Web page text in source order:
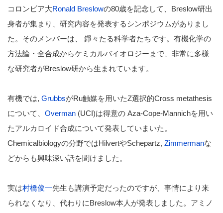
コロンビア大Ronald Breslowの80歳を記念して、Breslow研出
身者が集まり、研究内容を発表するシンポジウムがありまし
た。そのメンバーは、 錚々たる科学者たちです。有機化学の
方法論・全合成からケミカルバイオロジーまで、非常に多様
な研究者がBreslow研から生まれています。
有機では, GrubbsがRu触媒を用いたZ選択的Cross metathesis
について、 Overman (UCI)は得意の Aza-Cope-Mannichを用い
たアルカロイド合成について発表していまいた。
Chemicalbiologyの分野ではHilvertやSchepartz, Zimmermanな
どからも興味深い話を聞けました。
実は村橋俊一先生も講演予定だったのですが、事情により来
られなくなり、代わりにBreslow本人が発表しました。アミノ